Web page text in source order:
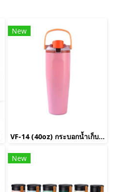
New
VF-14 (40oz) กระบอกน้ำเก็บอุณหภูมิ
New